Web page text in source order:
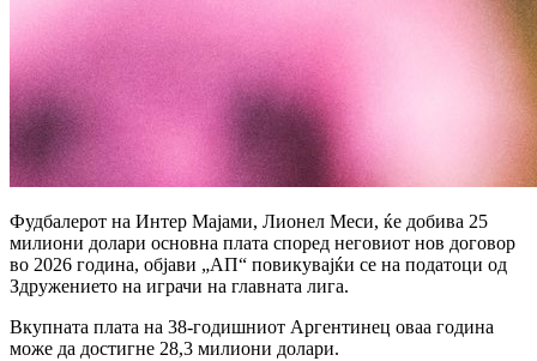
Фудбалерот на Интер Мајами, Лионел Меси, ќе добива 25
милиони долари основна плата според неговиот нов договор
во 2026 година, објави „АП“ повикувајќи се на податоци од
Здружението на играчи на главната лига.
Вкупната плата на 38-годишниот Аргентинец оваа година
може да достигне 28,3 милиони долари.